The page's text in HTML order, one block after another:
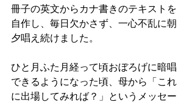
冊子の英文からカナ書きのテキストを
自作し、毎日欠かさず、一心不乱に朝
夕唱え続けました。
ひと月ふた月経って頃おぼろげに暗唱
できるようになった頃、母から「これ
に出場してみれば？」というメッセー